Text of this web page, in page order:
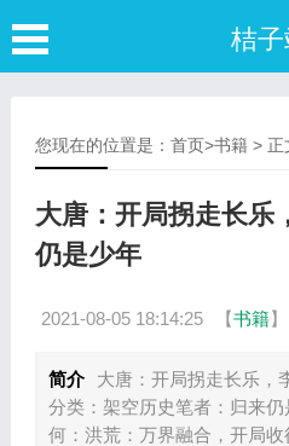
桔
您现在的位置是： 首页>书籍> 正
大唐：开局拐走长乐
仍是少年
2021-08-05 18:14:25 【书籍】
简介
大唐：开局拐走长乐，
分类：架空历史笔者：归来
何：洪荒：万界融合，开局